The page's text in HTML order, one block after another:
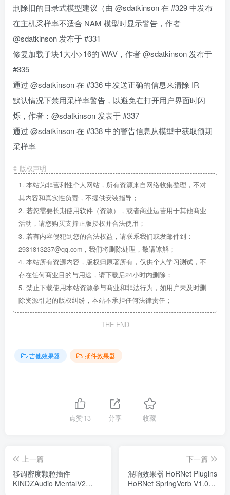
删除旧的目录式模型建议（由 @sdatkinson 在 #329 中发布
在主机采样率不适合 NAM 模型时显示警告，作者
@sdatkinson 发布于 #331
修复加载子块1大小>16的 WAV，作者 @sdatkinson 发布于
#335
通过 @sdatkinson 在 #336 中发送正确的信息来清除 IR
默认情况下禁用采样率警告，以避免在打开用户界面时闪
烁，作者：@sdatkinson 发表于 #337
通过 @sdatkinson 在 #338 中的警告信息从模型中获取预期
采样率
© 版权声明
1. 本站为非营利性个人网站，所有资源来自网络收集整理，不对
其内容和真实性负责，不提供安装指导；
2. 若您需要长期使用软件（资源），或者商业运营用于其他商业
活动，请您购买支持正版授权并合法使用；
3. 若有内容侵犯到您的合法权益，请联系我们或发邮件到：
2931813237@qq.com，我们将删除处理，敬请谅解；
4. 本站所有资源内容，版权归原著所有，仅供个人学习测试，不
存在任何商业目的与用途，请下载后24小时内删除；
5. 禁止下载使用本站资源参与商业和非法行为，如用户未及时删
除资源引起的版权纠纷，本站不承担任何法律责任；
THE END
吉他效果器 插件效果器
点赞13 分享 收藏
上一篇
移调密度颗粒插件
KINDZAudio MentalV2
下一篇
混响效果器 HoRNet Plugins
HoRNet SpringVerb V1.0.2-